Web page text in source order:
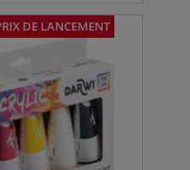
DE LANCEMENT